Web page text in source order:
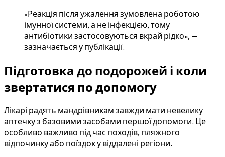
«Реакція після ужалення зумовлена роботою
імунної системи, а не інфекцією, тому
антибіотики застосовуються вкрай рідко», —
зазначається у публікації.
Підготовка до подорожей і коли
звертатися по допомогу
Лікарі радять мандрівникам завжди мати невелику
аптечку з базовими засобами першої допомоги. Це
особливо важливо під час походів, пляжного
відпочинку або поїздок у віддалені регіони.